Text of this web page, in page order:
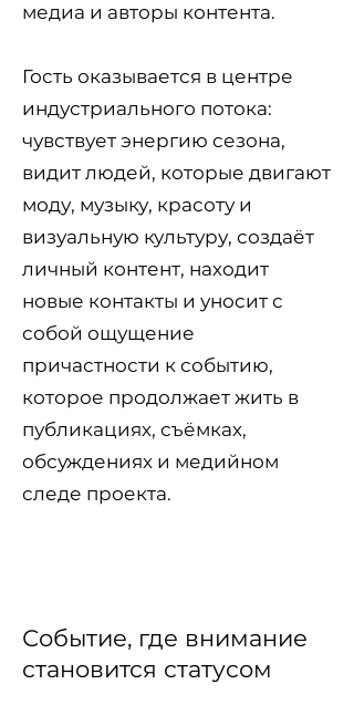
медиа и авторы контента.
Гость оказывается в центре
индустриального потока:
чувствует энергию сезона,
видит людей, которые двигают
моду, музыку, красоту и
визуальную культуру, создаёт
личный контент, находит
новые контакты и уносит с
собой ощущение
причастности к событию,
которое продолжает жить в
публикациях, съёмках,
обсуждениях и медийном
следе проекта.
Событие, где внимание
становится статусом